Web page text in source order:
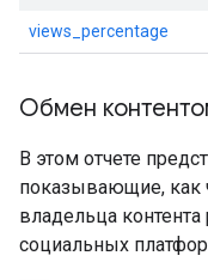
views_percentage
Обмен
В этом отчете
показывающие, как
владельца
социальных